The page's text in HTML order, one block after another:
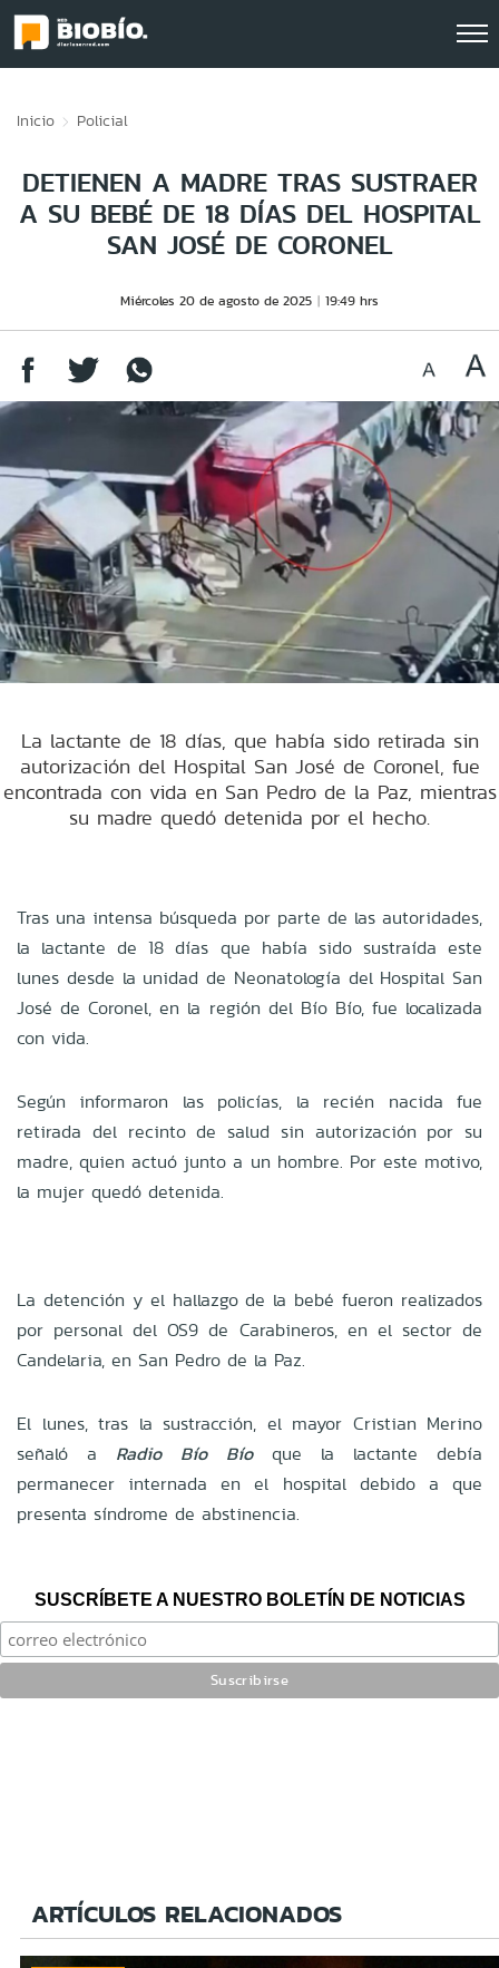
Inicio Policial
DETIENEN A MADRE TRAS SUSTRAER
A SU BEBÉ DE 18 DÍAS DEL HOSPITAL
SAN JOSÉ DE CORONEL
Miércoles 20 de agosto de 2025 19:49 hrs
La lactante de 18 días, que había sido retirada sin
autorización del Hospital San José de Coronel, fue
encontrada con vida en San Pedro de la Paz, mientras
su madre quedó detenida por el hecho.
Tras una intensa búsqueda por parte de las autoridades,
la lactante de 18 días que había sido sustraída este
lunes desde la unidad de Neonatología del Hospital San
José de Coronel, en la región del Bío Bío, fue localizada
con vida.
Según informaron las policías, la recién nacida fue
retirada del recinto de salud sin autorización por su
madre, quien actuó junto a un hombre. Por este motivo,
la mujer quedó detenida.
La detención y el hallazgo de la bebé fueron realizados
por personal del OS9 de Carabineros, en el sector de
Candelaria, en San Pedro de la Paz.
El lunes, tras la sustracción, el mayor Cristian Merino
señaló a Radio Bío Bíoque la lactante debía
permanecer internada en el hospital debido a que
presenta síndrome de abstinencia.
SUSCRÍBETE A NUESTRO BOLETÍN DE NOTICIAS
ARTÍCULOS RELACIONADOS